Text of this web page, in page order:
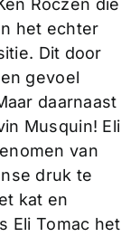
Roczen die
het echter
Dit door
gevoel
daarnaast
Musquin! Eli
van
druk te
kat en
Eli Tomac het